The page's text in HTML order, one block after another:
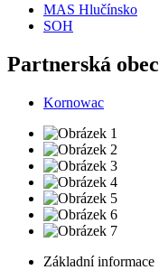
MAS Hlučínsko
SOH
Partnerská obec
Kornowac
Základní informace